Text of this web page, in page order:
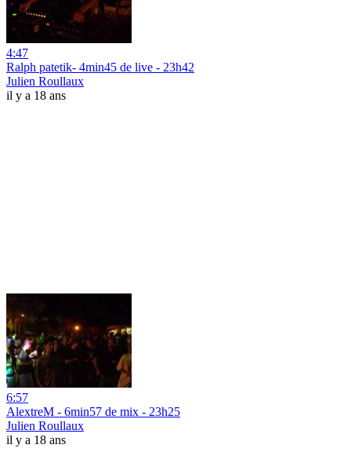
4:47
Ralph patetik- 4min45 de live - 23h42
Julien Roullaux
il y a 18 ans
6:57
AlextreM - 6min57 de mix - 23h25
Julien Roullaux
il y a 18 ans